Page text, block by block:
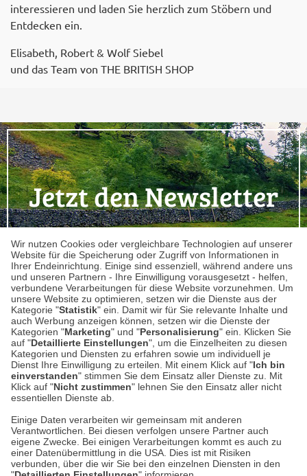
Wir nutzen Cookies oder vergleichbare Technologien auf unserer
Website für die Speicherung oder Zugriff von Informationen in
Ihrer Endeinrichtung. Einige sind essenziell, während andere uns
und unseren Partnern - Ihre Einwilligung vorausgesetzt - helfen,
verbundene Verarbeitungen für diese Website vorzunehmen. Um
unsere Website zu optimieren, setzen wir die Dienste aus der
Kategorie "Statistik" ein. Damit wir für Sie relevante Inhalte und
auch Werbung anzeigen können, setzen wir die Dienste der
Kategorien "Marketing" und "Personalisierung" ein. Klicken Sie
auf "Detaillierte Einstellungen", um die Einzelheiten zu diesen
Kategorien und Diensten zu erfahren sowie um individuell je
Dienst Ihre Einwilligung zu erteilen. Mit einem Klick auf "Ich bin
einverstanden" stimmen Sie dem Einsatz aller Dienste zu. Mit
Klick auf "Nicht zustimmen" lehnen Sie den Einsatz aller nicht
essentiellen Dienste ab.
Einige Daten verarbeiten wir gemeinsam mit anderen
Verantwortlichen. Bei diesen verfolgen unsere Partner auch
eigene Zwecke. Bei einigen Verarbeitungen kommt es auch zu
einer Datenübermittlung in die USA. Dies ist mit Risiken
verbunden, über die wir Sie bei den einzelnen Diensten in den
interessieren und laden Sie herzlich zum Stöbern und
Entdecken ein.
Elisabeth, Robert & Wolf Siebel
und das Team von THE BRITISH SHOP
Jetzt den Newsletter
abonnieren
jetzt abonnieren
Datenschutz